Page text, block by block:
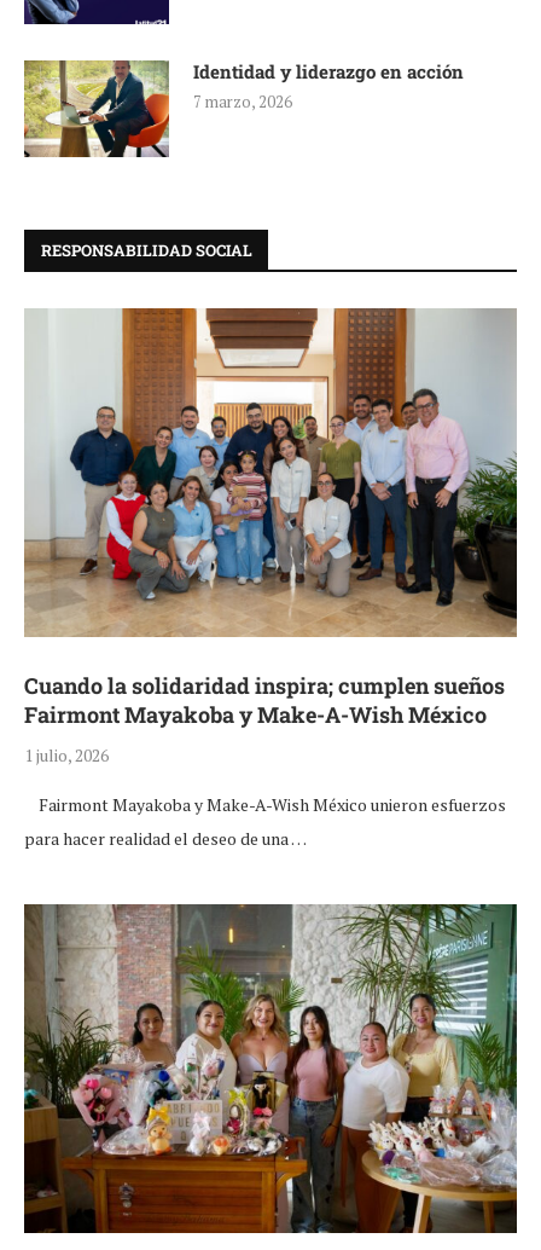
Identidad y liderazgo en acción
7 marzo, 2026
RESPONSABILIDAD SOCIAL
Cuando la solidaridad inspira; cumplen sueños
Fairmont Mayakoba y Make-A-Wish México
1 julio, 2026
Fairmont Mayakoba y Make-A-Wish México unieron esfuerzos
para hacer realidad el deseo de una …